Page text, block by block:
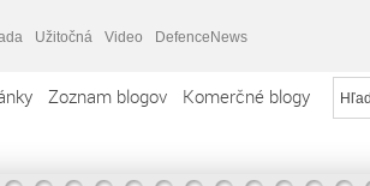
Užitočná Video DefenceNews
Zoznam blogov Komerčné blogy